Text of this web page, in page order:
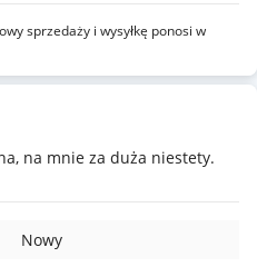
sprzedaży i wysyłkę ponosi w
na mnie za duża niestety.
Nowy